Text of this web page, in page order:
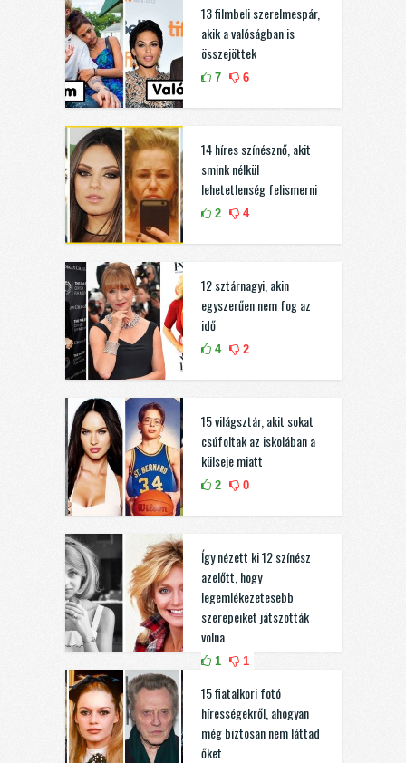
13 filmbeli szerelmespár,
akik a valóságban is
összejöttek
7 6
14 híres színésznő, akit
smink nélkül
lehetetlenség felismerni
2 4
12 sztárnagyi, akin
egyszerűen nem fog az
idő
4 2
15 világsztár, akit sokat
csúfoltak az iskolában a
külseje miatt
2 0
Így nézett ki 12 színész
azelőtt, hogy
legemlékezetesebb
szerepeiket játszották
volna
1 1
15 fiatalkori fotó
hírességekről, ahogyan
még biztosan nem láttad
őket